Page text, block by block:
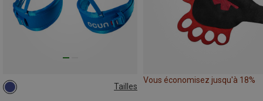
Tailles
48-68CM
Vous économisez jusqu'à 18%